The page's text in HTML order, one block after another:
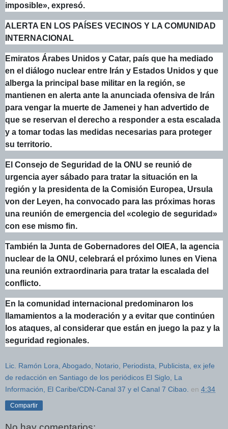
imposible», expresó.
ALERTA EN LOS PAÍSES VECINOS Y LA COMUNIDAD
INTERNACIONAL
Emiratos Árabes Unidos y Catar, país que ha mediado
en el diálogo nuclear entre Irán y Estados Unidos y que
alberga la principal base militar en la región, se
mantienen en alerta ante la anunciada ofensiva de Irán
para vengar la muerte de Jamenei y han advertido de
que se reservan el derecho a responder a esta escalada
y a tomar todas las medidas necesarias para proteger
su territorio.
El Consejo de Seguridad de la ONU se reunió de
urgencia ayer sábado para tratar la situación en la
región y la presidenta de la Comisión Europea, Ursula
von der Leyen, ha convocado para las próximas horas
una reunión de emergencia del «colegio de seguridad»
con ese mismo fin.
También la Junta de Gobernadores del OIEA, la agencia
nuclear de la ONU, celebrará el próximo lunes en Viena
una reunión extraordinaria para tratar la escalada del
conflicto.
En la comunidad internacional predominaron los
llamamientos a la moderación y a evitar que continúen
los ataques, al considerar que están en juego la paz y la
seguridad regionales.
Lic. Ramón Lora, Abogado, Notario, Periodista, Publicista, ex jefe
de redacción en Santiago de los periódicos El Siglo, La
Información, El Caribe/CDN-Canal 37 y el Canal 7 Cibao. en 4:34
Compartir